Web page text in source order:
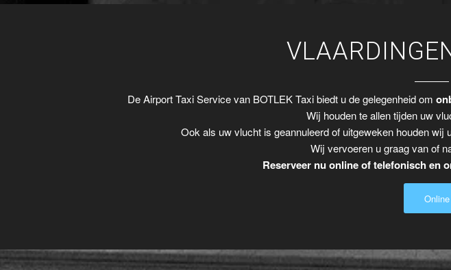
De Airport Taxi Service van BOTLEK Taxi biedt u de gelegenheid om
Wij houden te allen tijden uw
Ook als uw vlucht is geannuleerd of uitgeweken houden
Wij vervoeren u graag van of
Reserveer nu online of telefonisch en